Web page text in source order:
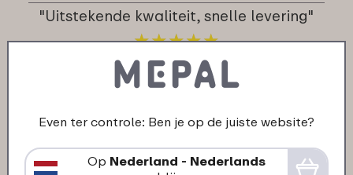
"Uitstekende kwaliteit, snelle levering"
★★★★★
★★★★★
klant van Mepal
29-09-2025
"Mijn kind is zo blij met zijn eigen design,
Even ter controle: Ben je op de juiste website?
Op Nederland - Nederlands